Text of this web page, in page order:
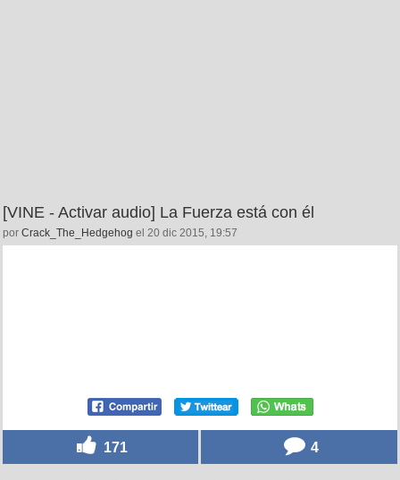
[VINE - Activar audio] La Fuerza está con él
por Crack_The_Hedgehog el 20 dic 2015, 19:57
171 4